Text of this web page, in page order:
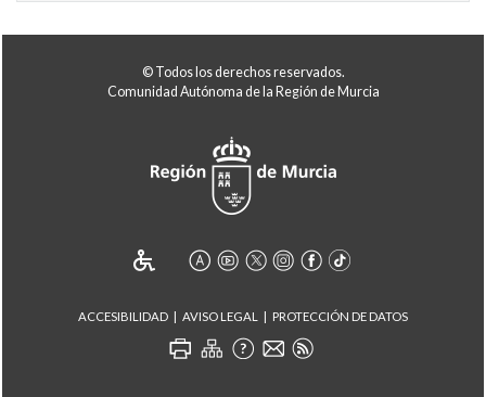
© Todos los derechos reservados.
Comunidad Autónoma de la Región de Murcia
ACCESIBILIDAD AVISO LEGAL PROTECCIÓN DE DATOS